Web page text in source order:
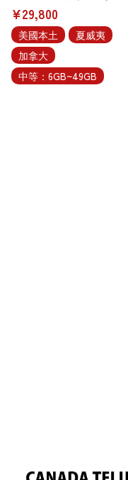
¥29,800
美國本土
夏威夷
加拿大
中等：6GB~49GB